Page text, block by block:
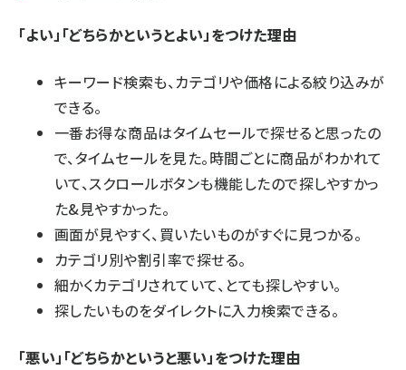
「よい」「どちらかというとよい」をつけた理由
キーワード検索も、カテゴリや価格による絞り込みが
できる。
一番お得な商品はタイムセールで探せると思ったの
で、タイムセールを見た。時間ごとに商品がわかれて
いて、スクロールボタンも機能したので探しやすかっ
た&見やすかった。
画面が見やすく、買いたいものがすぐに見つかる。
カテゴリ別や割引率で探せる。
細かくカテゴリされていて、とても探しやすい。
探したいものをダイレクトに入力検索できる。
「悪い」「どちらかというと悪い」をつけた理由